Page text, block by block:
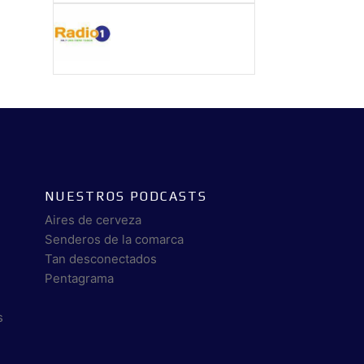
NUESTROS PODCASTS
Aires de cerveza
Senderos de la comarca
Tan desconectados
Pentagrama